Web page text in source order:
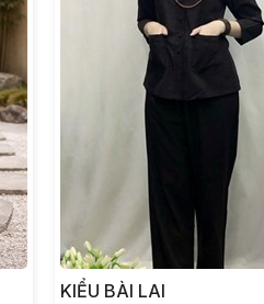
KIỂU BÀI LAI